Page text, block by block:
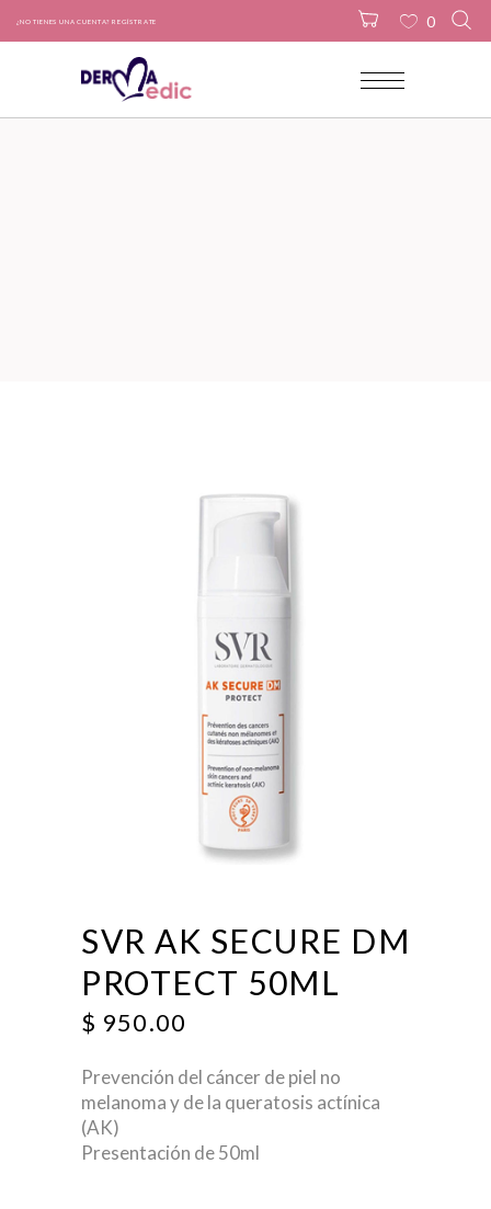
¿NO TIENES UNA CUENTA? REGÍSTRATE
No products in the cart.
0
SVR AK SECURE DM
PROTECT 50ML
$ 950.00
Prevención del cáncer de piel no
melanoma y de la queratosis actínica
(AK)
Presentación de 50ml